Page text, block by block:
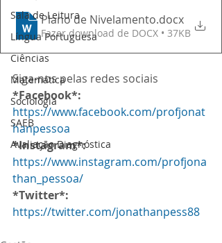
Sala de Leitura
Língua Portuguesa
Ciências
Matemática
Sociologia
SAEB
Avaliação Diagnóstica
Plano de Nivelamento.docx
Fazer download de DOCX • 37KB
Siga-nos pelas redes sociais
*Facebook*:
https://www.facebook.com/profjonat
hanpessoa
*Instagram*:
https://www.instagram.com/profjona
than_pessoa/
*Twitter*:
https://twitter.com/jonathanpess88